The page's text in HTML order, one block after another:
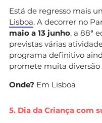
Está de regresso mais
Lisboa. A decorrer no
maio a 13 junho, a 88ª
previstas várias
programa definitivo
promete muita diversão
Onde? Em Lisboa
5. Dia da Criança com